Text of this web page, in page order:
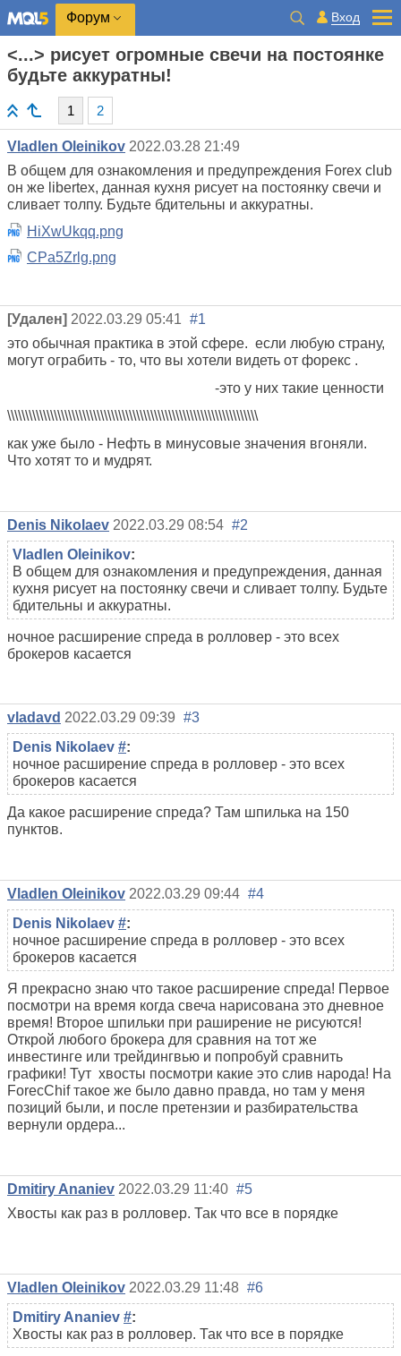
Форум Вход
<...> рисует огромные свечи на постоянке
будьте аккуратны!
1 2
Vladlen Oleinikov 2022.03.28 21:49
В общем для ознакомления и предупреждения Forex club
он же libertex, данная кухня рисует на постоянку свечи и
сливает толпу. Будьте бдительны и аккуратны.
HiXwUkqq.png
CPa5Zrlg.png
[Удален] 2022.03.29 05:41 #1
это обычная практика в этой сфере. если любую страну,
могут ограбить - то, что вы хотели видеть от форекс .
-это у них такие ценности
\\\\\\\\\\\\\\\\\\\\\\\\\\\\\\\\\\\\\\\\\\\\\\\\\\\\\\\\\\\\\\\\\\\\\\
как уже было - Нефть в минусовые значения вгоняли.
Что хотят то и мудрят.
Denis Nikolaev 2022.03.29 08:54 #2
Vladlen Oleinikov:
В общем для ознакомления и предупреждения, данная
кухня рисует на постоянку свечи и сливает толпу. Будьте
бдительны и аккуратны.
ночное расширение спреда в ролловер - это всех
брокеров касается
vladavd 2022.03.29 09:39 #3
Denis Nikolaev #:
ночное расширение спреда в ролловер - это всех
брокеров касается
Да какое расширение спреда? Там шпилька на 150
пунктов.
Vladlen Oleinikov 2022.03.29 09:44 #4
Denis Nikolaev #:
ночное расширение спреда в ролловер - это всех
брокеров касается
Я прекрасно знаю что такое расширение спреда! Первое
посмотри на время когда свеча нарисована это дневное
время! Второе шпильки при раширение не рисуются!
Открой любого брокера для сравния на тот же
инвестинге или трейдингвью и попробуй сравнить
графики! Тут хвосты посмотри какие это слив народа! На
ForecChif такое же было давно правда, но там у меня
позиций были, и после претензии и разбирательства
вернули ордера...
Dmitiry Ananiev 2022.03.29 11:40 #5
Хвосты как раз в ролловер. Так что все в порядке
Vladlen Oleinikov 2022.03.29 11:48 #6
Dmitiry Ananiev #:
Хвосты как раз в ролловер. Так что все в порядке